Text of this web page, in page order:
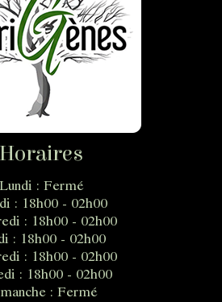
Horaires
Lundi : Fermé
: 18h00 - 02h00
: 18h00 - 02h00
: 18h00 - 02h00
: 18h00 - 02h00
: 18h00 - 02h00
: Fermé